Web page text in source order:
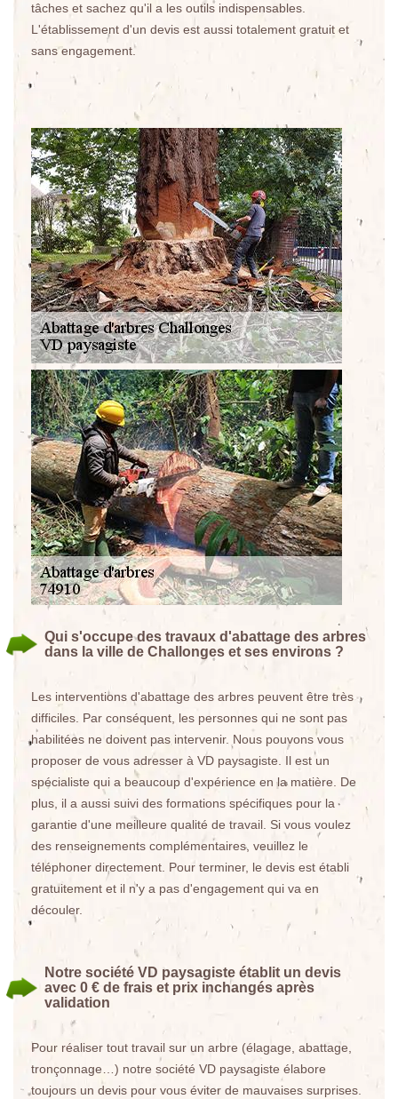
tâches et sachez qu'il a les outils indispensables.
L'établissement d'un devis est aussi totalement gratuit et
sans engagement.
Qui s'occupe des travaux d'abattage des arbres
dans la ville de Challonges et ses environs ?
Les interventions d'abattage des arbres peuvent être très
difficiles. Par conséquent, les personnes qui ne sont pas
habilitées ne doivent pas intervenir. Nous pouvons vous
proposer de vous adresser à VD paysagiste. Il est un
spécialiste qui a beaucoup d'expérience en la matière. De
plus, il a aussi suivi des formations spécifiques pour la
garantie d'une meilleure qualité de travail. Si vous voulez
des renseignements complémentaires, veuillez le
téléphoner directement. Pour terminer, le devis est établi
gratuitement et il n'y a pas d'engagement qui va en
découler.
Notre société VD paysagiste établit un devis
avec 0 € de frais et prix inchangés après
validation
Pour réaliser tout travail sur un arbre (élagage, abattage,
tronçonnage…) notre société VD paysagiste élabore
toujours un devis pour vous éviter de mauvaises surprises.